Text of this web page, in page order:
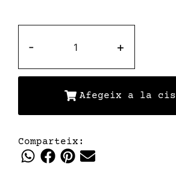
- +
Afegeix a la
Comparteix: